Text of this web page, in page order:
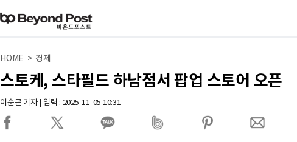
HOME > 경제
스토케, 스타필드 하남점서 팝업 스토어 오픈
이순곤 기자 | 입력 : 2025-11-05 10:31